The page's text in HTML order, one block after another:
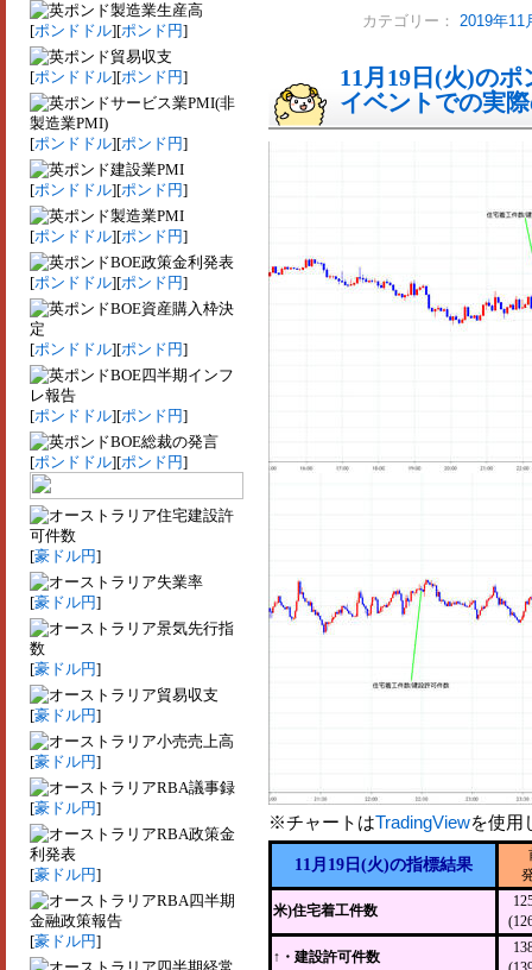
製造業生産高
[ポンドドル][ポンド円]
貿易収支
[ポンドドル][ポンド円]
サービス業PMI(非
製造業PMI)
[ポンドドル][ポンド円]
建設業PMI
[ポンドドル][ポンド円]
製造業PMI
[ポンドドル][ポンド円]
BOE政策金利発表
[ポンドドル][ポンド円]
BOE資産購入枠決
定
[ポンドドル][ポンド円]
BOE四半期インフ
レ報告
[ポンドドル][ポンド円]
BOE総裁の発言
[ポンドドル][ポンド円]
住宅建設許
可件数
[豪ドル円]
失業率
[豪ドル円]
景気先行指
数
[豪ドル円]
貿易収支
[豪ドル円]
小売売上高
[豪ドル円]
RBA議事録
[豪ドル円]
RBA政策金
利発表
[豪ドル円]
RBA四半期
金融政策報告
[豪ドル円]
カテゴリー： 2019年11
11月19日(火)の
イベントでの実
※チャートはTradingViewを使用
11月19日(火)の指標結果
米)住宅着工件数
↑・建設許可件数